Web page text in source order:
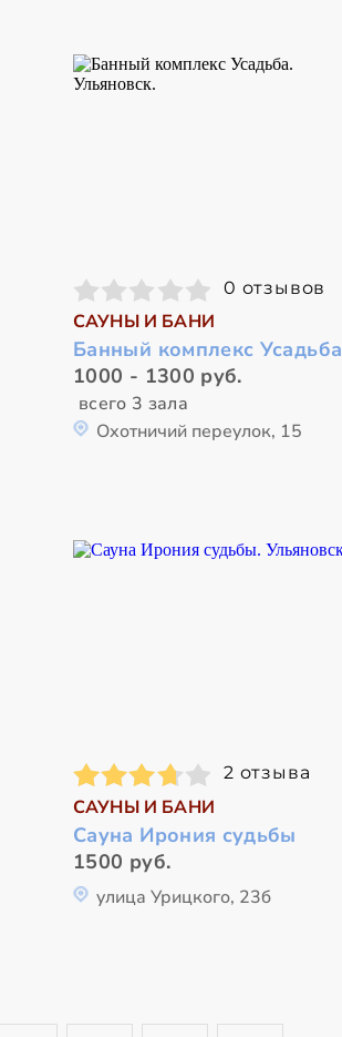
0 отзывов
САУНЫ И БАНИ
Банный комплекс Усадьба
1000 - 1300 руб.
всего 3 зала
Охотничий переулок, 15
2 отзыва
САУНЫ И БАНИ
Сауна Ирония судьбы
1500 руб.
улица Урицкого, 23б